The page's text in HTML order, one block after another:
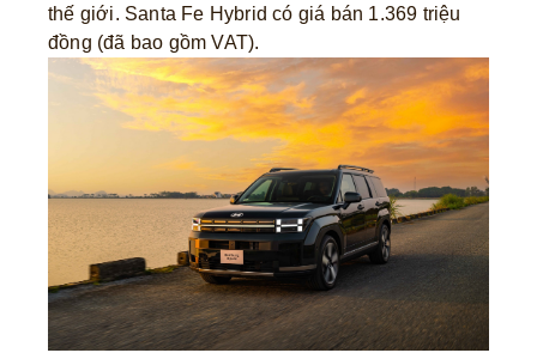
thế giới. Santa Fe Hybrid có giá bán 1.369 triệu
đồng (đã bao gồm VAT).